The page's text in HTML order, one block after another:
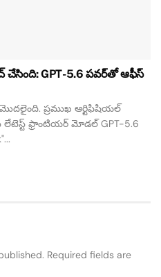
చేసింది: GPT-5.6 పవర్‌తో ఆఫీస్
మొదలైంది. ప్రముఖ ఆర్టిఫిషియల్
లేటెస్ట్ ఫ్రాంటియర్ మోడల్ GPT-5.6
Required fields are